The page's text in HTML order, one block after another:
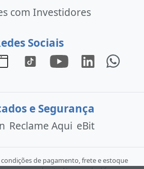
com Investidores
Sociais
e Segurança
Reclame Aqui eBit
de pagamento, frete e estoque